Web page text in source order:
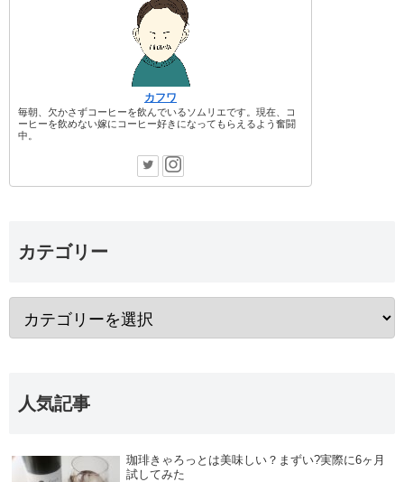
カフワ
毎朝、欠かさずコーヒーを飲んでいるソムリエです。現在、コ
ーヒーを飲めない嫁にコーヒー好きになってもらえるよう奮闘
中。
カテゴリー
人気記事
珈琲きゃろっとは美味しい？まずい?実際に6ヶ月
試してみた